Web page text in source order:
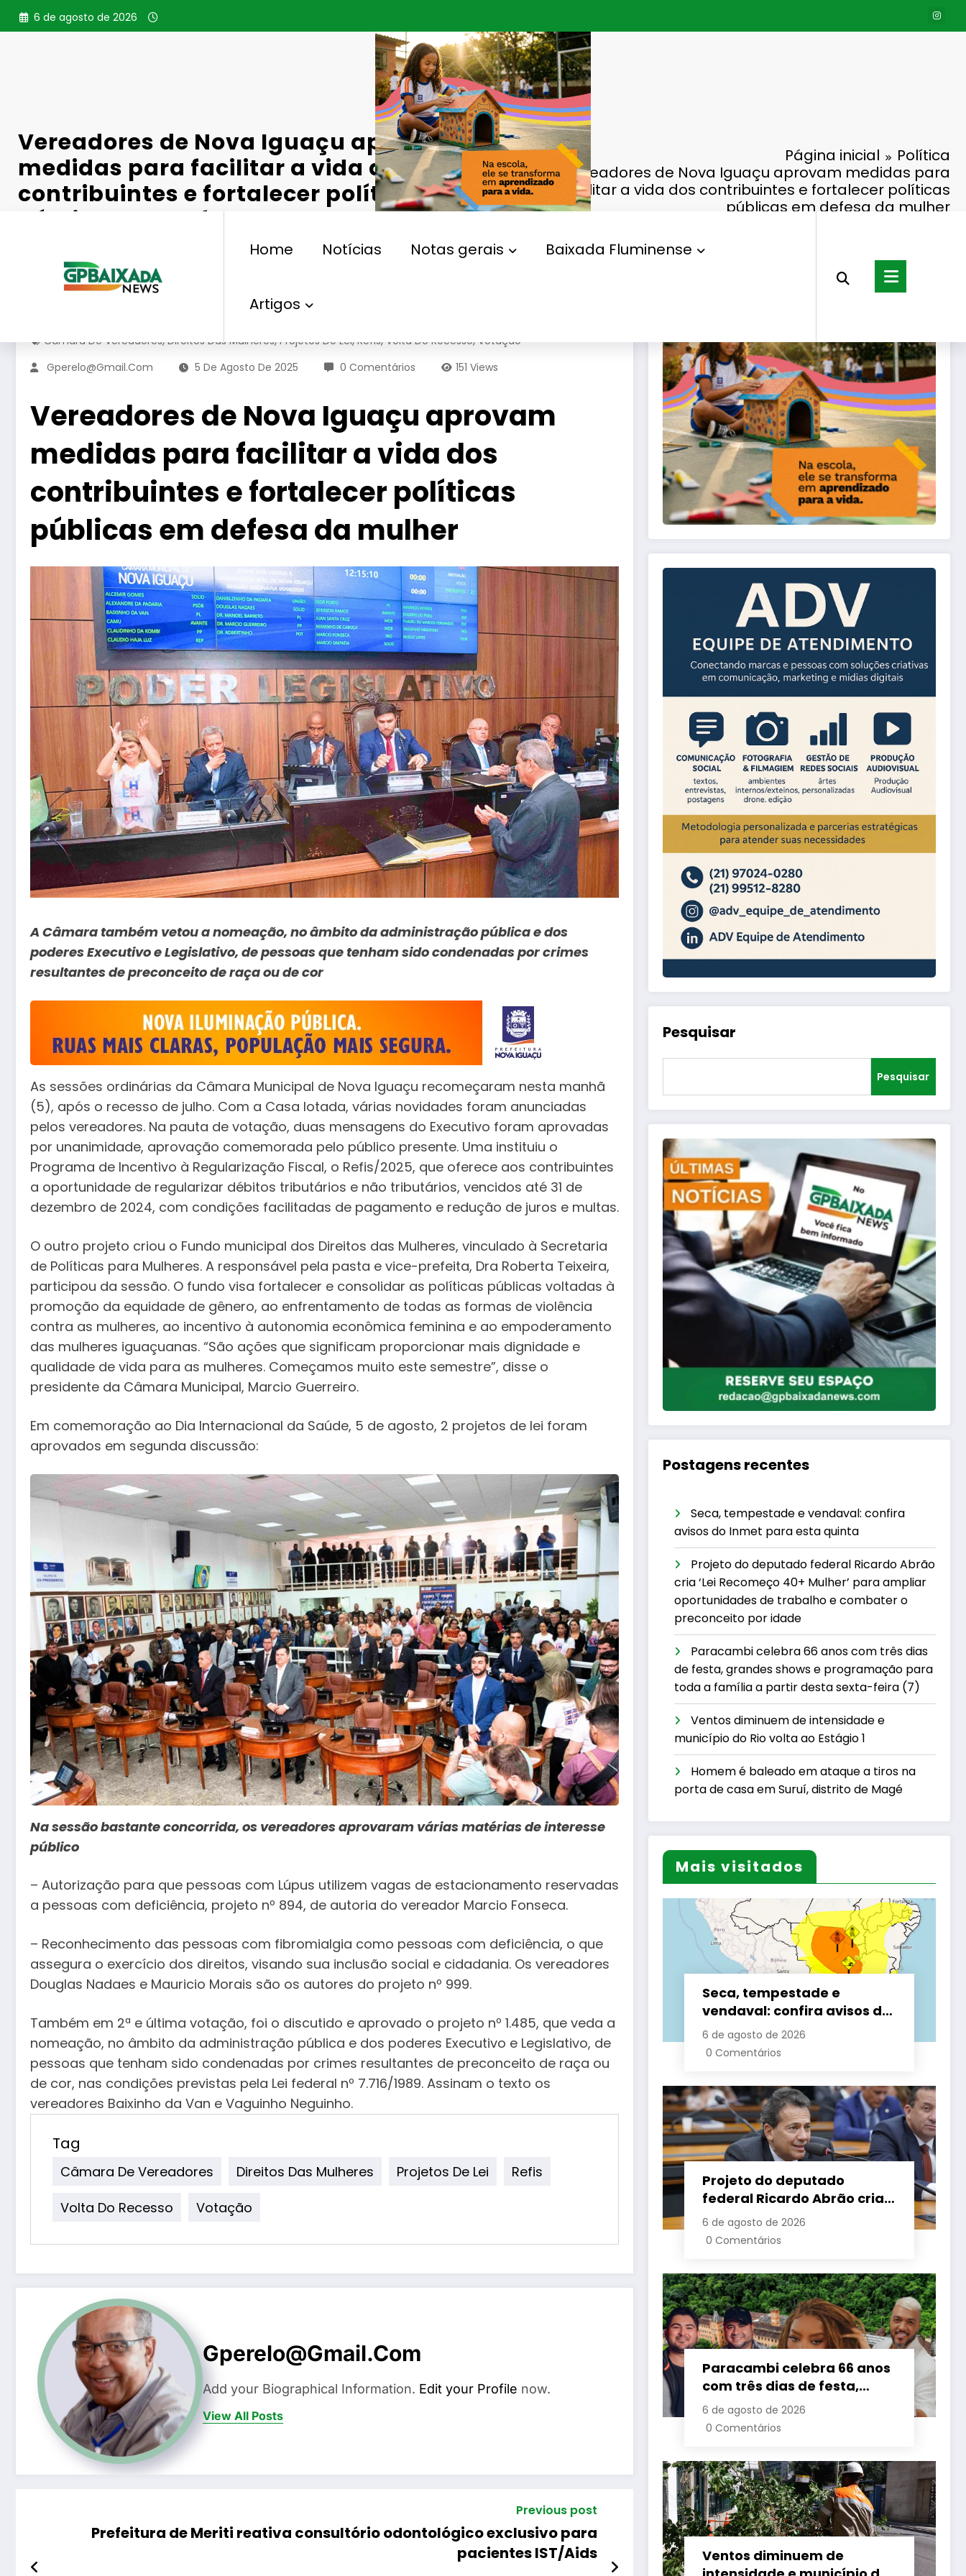
Pular
para
6 de agosto de 2026
Home Notícias Notas gerais Baixada Fluminense
Artigos
Vereadores de Nova Iguaçu aprovam
medidas para facilitar a vida dos
contribuintes e fortalecer políticas
públicas em defesa da mulher
Página inicial
Política
Vereadores de Nova Iguaçu aprovam medidas para
facilitar a vida dos contribuintes e fortalecer políticas
públicas em defesa da mulher
Câmara De Vereadores, Direitos Das Mulheres, Projetos De Lei, Refis, Volta Do Recesso, Votação
Gperelo@gmail.com
5 De Agosto De 2025 0 Comentários 151 Views
Vereadores de Nova Iguaçu aprovam
medidas para facilitar a vida dos
contribuintes e fortalecer políticas
públicas em defesa da mulher
A Câmara também vetou a nomeação, no âmbito da administração pública e dos
poderes Executivo e Legislativo, de pessoas que tenham sido condenadas por crimes
resultantes de preconceito de raça ou de cor
As sessões ordinárias da Câmara Municipal de Nova Iguaçu recomeçaram nesta manhã
(5), após o recesso de julho. Com a Casa lotada, várias novidades foram anunciadas
pelos vereadores. Na pauta de votação, duas mensagens do Executivo foram aprovadas
por unanimidade, aprovação comemorada pelo público presente. Uma instituiu o
Programa de Incentivo à Regularização Fiscal, o Refis/2025, que oferece aos contribuintes
a oportunidade de regularizar débitos tributários e não tributários, vencidos até 31 de
dezembro de 2024, com condições facilitadas de pagamento e redução de juros e multas.
O outro projeto criou o Fundo municipal dos Direitos das Mulheres, vinculado à Secretaria
de Políticas para Mulheres. A responsável pela pasta e vice-prefeita, Dra Roberta Teixeira,
participou da sessão. O fundo visa fortalecer e consolidar as políticas públicas voltadas à
promoção da equidade de gênero, ao enfrentamento de todas as formas de violência
contra as mulheres, ao incentivo à autonomia econômica feminina e ao empoderamento
das mulheres iguaçuanas. “São ações que significam proporcionar mais dignidade e
qualidade de vida para as mulheres. Começamos muito este semestre”, disse o
presidente da Câmara Municipal, Marcio Guerreiro.
Em comemoração ao Dia Internacional da Saúde, 5 de agosto, 2 projetos de lei foram
aprovados em segunda discussão:
Na sessão bastante concorrida, os vereadores aprovaram várias matérias de interesse
público
– Autorização para que pessoas com Lúpus utilizem vagas de estacionamento reservadas
a pessoas com deficiência, projeto nº 894, de autoria do vereador Marcio Fonseca.
– Reconhecimento das pessoas com fibromialgia como pessoas com deficiência, o que
assegura o exercício dos direitos, visando sua inclusão social e cidadania. Os vereadores
Douglas Nadaes e Mauricio Morais são os autores do projeto nº 999.
Também em 2ª e última votação, foi o discutido e aprovado o projeto nº 1.485, que veda a
nomeação, no âmbito da administração pública e dos poderes Executivo e Legislativo, de
pessoas que tenham sido condenadas por crimes resultantes de preconceito de raça ou
de cor, nas condições previstas pela Lei federal nº 7.716/1989. Assinam o texto os
vereadores Baixinho da Van e Vaguinho Neguinho.
Tag
Câmara De Vereadores Direitos Das Mulheres Projetos De Lei
Refis
Volta Do Recesso
Votação
Gperelo@gmail.com
Add your Biographical Information. Edit your Profile now.
View All Posts
Previous post
Prefeitura de Meriti reativa consultório odontológico exclusivo para
pacientes IST/Aids
Pesquisar
Pesquisar
Postagens recentes
Seca, tempestade e vendaval: confira
avisos do Inmet para esta quinta
Projeto do deputado federal Ricardo Abrão
cria ‘Lei Recomeço 40+ Mulher’ para ampliar
oportunidades de trabalho e combater o
preconceito por idade
Paracambi celebra 66 anos com três dias
de festa, grandes shows e programação para
toda a família a partir desta sexta-feira (7)
Ventos diminuem de intensidade e
município do Rio volta ao Estágio 1
Homem é baleado em ataque a tiros na
porta de casa em Suruí, distrito de Magé
Mais visitados
Seca, tempestade e
vendaval: confira avisos do
Inmet para esta quinta
6 de agosto de 2026
0 Comentários
Projeto do deputado
federal Ricardo Abrão cria
‘Lei Recomeço 40+ Mulher’
para ampliar
e combater o preconceito
por idade
6 de agosto de 2026
0 Comentários
Paracambi celebra 66 anos
com três dias de festa,
grandes shows e
programação para toda a
sexta-feira (7)
6 de agosto de 2026
0 Comentários
Ventos diminuem de